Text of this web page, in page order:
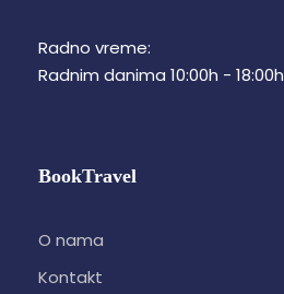
Radno vreme:
Radnim danima 10:00h - 18:00h
BookTravel
O nama
Kontakt